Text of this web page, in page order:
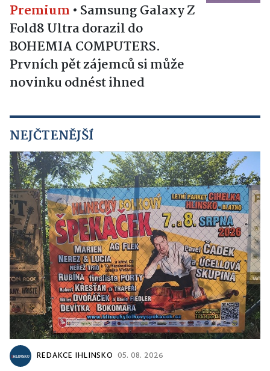
Premium • Samsung Galaxy Z
Fold8 Ultra dorazil do
BOHEMIA COMPUTERS.
Prvních pět zájemců si může
novinku odnést ihned
NEJČTENĚJŠÍ
REDAKCE IHLINSKO 05. 08. 2026